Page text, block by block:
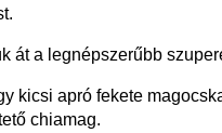
át a legnépszerűbb
kicsi apró fekete
chiamag.